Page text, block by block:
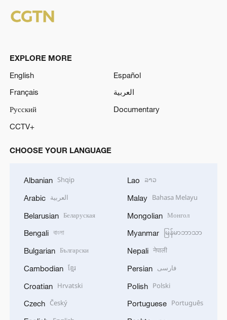
EXPLORE MORE
English
Español
Français
العربية
Русский
Documentary
CCTV+
CHOOSE YOUR LANGUAGE
Albanian Shqip
Arabic العربية
Belarusian Беларуская
Bengali বাংলা
Bulgarian Български
Cambodian ខ្មែរ
Croatian Hrvatski
Czech Český
Lao ລາວ
Malay Bahasa Melayu
Mongolian Монгол
Myanmar မြန်မာဘာသာ
Nepali नेपाली
Persian فارسی
Polish Polski
Portuguese Português